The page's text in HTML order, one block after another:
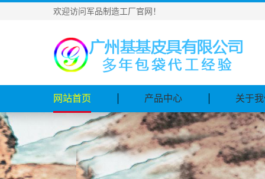
欢迎访问军品制造工厂官网！
网站首页 产品中心 关于